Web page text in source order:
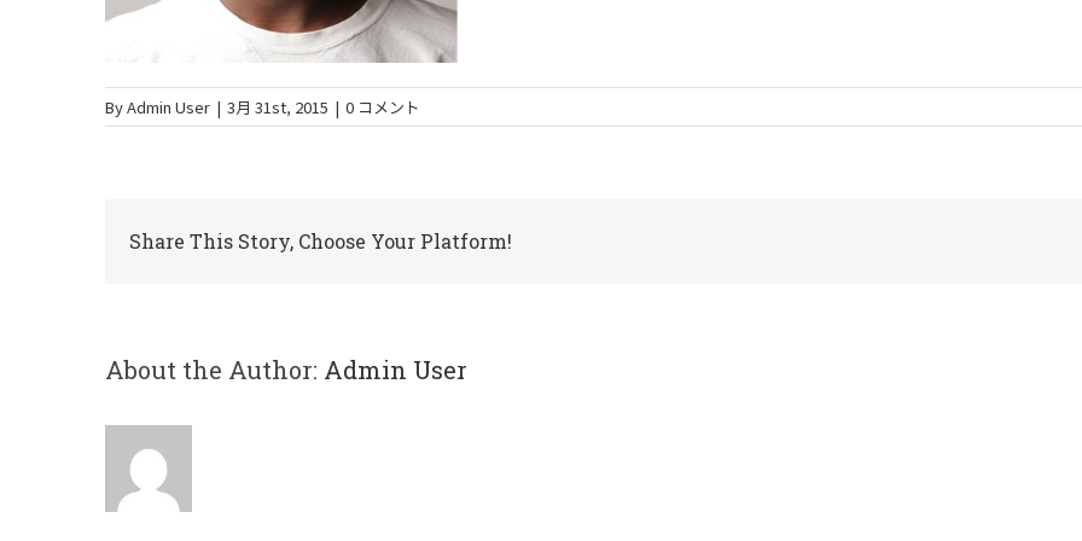
ByAdmin User | 3月 31st, 2015 | 0 コメント
Share This Story, Choose Your Platform!
About the Author: Admin User